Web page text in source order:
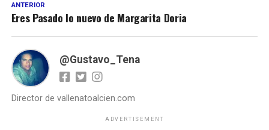
ANTERIOR
Eres Pasado lo nuevo de Margarita Doria
@Gustavo_Tena
Director de vallenatoalcien.com
ADVERTISEMENT